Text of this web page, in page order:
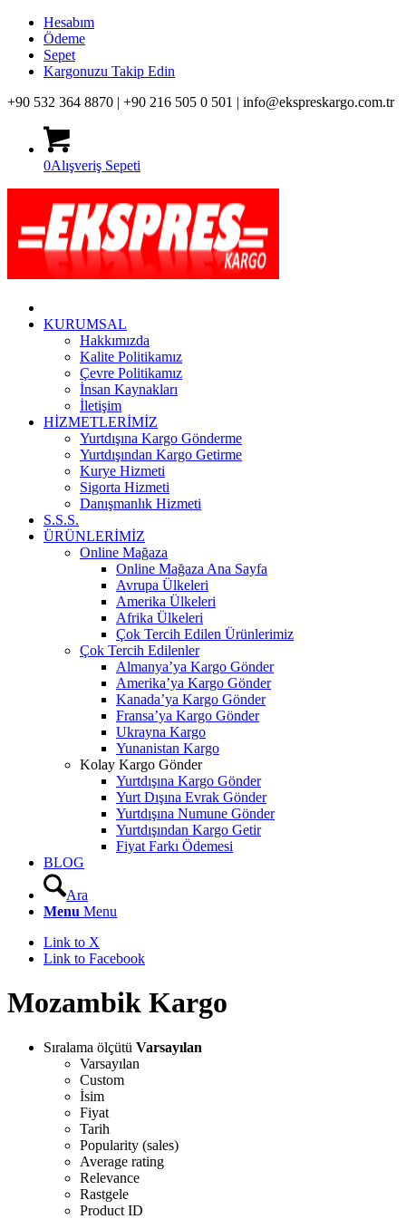
Hesabım
Ödeme
Sepet
Kargonuzu Takip Edin
+90 532 364 8870 | +90 216 505 0 501 | info@ekspreskargo.com.tr
0Alışveriş Sepeti
KURUMSAL
Hakkımızda
Kalite Politikamız
Çevre Politikamız
İnsan Kaynakları
İletişim
HİZMETLERİMİZ
Yurtdışına Kargo Gönderme
Yurtdışından Kargo Getirme
Kurye Hizmeti
Sigorta Hizmeti
Danışmanlık Hizmeti
S.S.S.
ÜRÜNLERİMİZ
Online Mağaza
Online Mağaza Ana Sayfa
Avrupa Ülkeleri
Amerika Ülkeleri
Afrika Ülkeleri
Çok Tercih Edilen Ürünlerimiz
Çok Tercih Edilenler
Almanya’ya Kargo Gönder
Amerika’ya Kargo Gönder
Kanada’ya Kargo Gönder
Fransa’ya Kargo Gönder
Ukrayna Kargo
Yunanistan Kargo
Kolay Kargo Gönder
Yurtdışına Kargo Gönder
Yurt Dışına Evrak Gönder
Yurtdışına Numune Gönder
Yurtdışından Kargo Getir
Fiyat Farkı Ödemesi
BLOG
Ara
Menu Menu
Link to X
Link to Facebook
Mozambik Kargo
Sıralama ölçütü Varsayılan
Varsayılan
Custom
İsim
Fiyat
Tarih
Popularity (sales)
Average rating
Relevance
Rastgele
Product ID